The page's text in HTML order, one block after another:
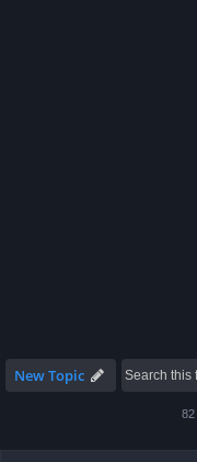
New Topic
82